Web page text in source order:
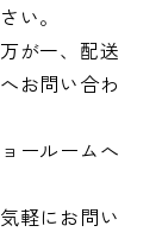
い。
が一、配送
お問い合わ
ールームへ
軽にお問い